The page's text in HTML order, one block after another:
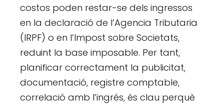
costos poden restar-se dels ingressos
en la declaració de l’Agencia Tributaria
(IRPF) o en l’Impost sobre Societats,
reduint la base imposable. Per tant,
planificar correctament la publicitat,
documentació, registre comptable,
correlació amb l’ingrés, és clau perquè